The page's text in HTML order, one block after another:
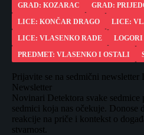
GRAD: KOZARAC GRAD:
LICE: KONČAR DRAGO
LICE:
LICE: VLASENKO RADE
PREDMET: VLASENKO I OSTALI
Prijavite se na sedmični newsletter
Newsletter
Novinari Detektora svake
sedmici koja nas očekuje. Donose
reakcije na priče i kontekst o
stvarnost.